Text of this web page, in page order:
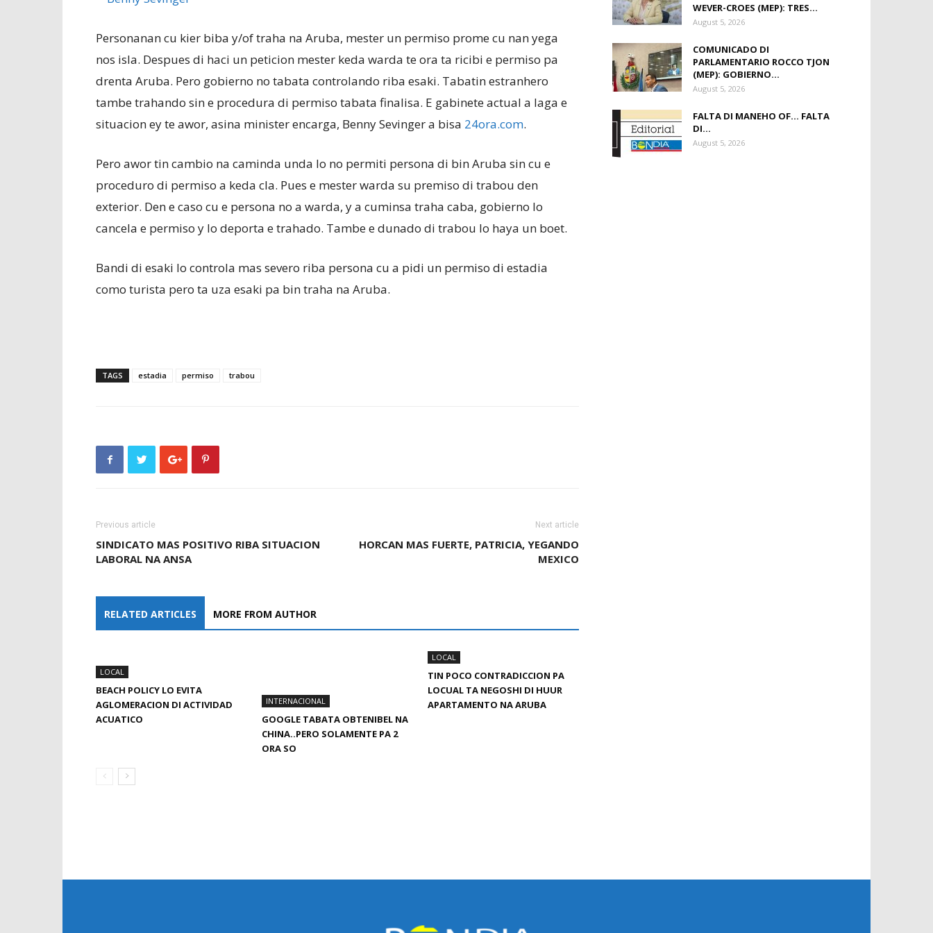
Personanan cu kier biba y/of traha na Aruba, mester un permiso prome cu nan yega
nos isla. Despues di haci un peticion mester keda warda te ora ta ricibi e permiso pa
drenta Aruba. Pero gobierno no tabata controlando riba esaki. Tabatin estranhero
tambe trahando sin e procedura di permiso tabata finalisa. E gabinete actual a laga e
situacion ey te awor, asina minister encarga, Benny Sevinger a bisa 24ora.com.
Pero awor tin cambio na caminda unda lo no permiti persona di bin Aruba sin cu e
proceduro di permiso a keda cla. Pues e mester warda su premiso di trabou den
exterior. Den e caso cu e persona no a warda, y a cuminsa traha caba, gobierno lo
cancela e permiso y lo deporta e trahado. Tambe e dunado di trabou lo haya un boet.
Bandi di esaki lo controla mas severo riba persona cu a pidi un permiso di estadia
como turista pero ta uza esaki pa bin traha na Aruba.
TAGS estadia permiso trabou
Previous article
SINDICATO MAS POSITIVO RIBA SITUACION
LABORAL NA ANSA
Next article
HORCAN MAS FUERTE, PATRICIA, YEGANDO
MEXICO
RELATED ARTICLES MORE FROM AUTHOR
LOCAL
BEACH POLICY LO EVITA
AGLOMERACION DI ACTIVIDAD
ACUATICO
INTERNACIONAL
GOOGLE TABATA OBTENIBEL NA
CHINA..PERO SOLAMENTE PA 2
ORA SO
LOCAL
TIN POCO CONTRADICCION PA
LOCUAL TA NEGOSHI DI HUUR
APARTAMENTO NA ARUBA
WEVER-CROES (MEP): TRES...
August 5, 2026
COMUNICADO DI
PARLAMENTARIO ROCCO TJON
(MEP): GOBIERNO...
August 5, 2026
FALTA DI MANEHO OF… FALTA
DI...
August 5, 2026